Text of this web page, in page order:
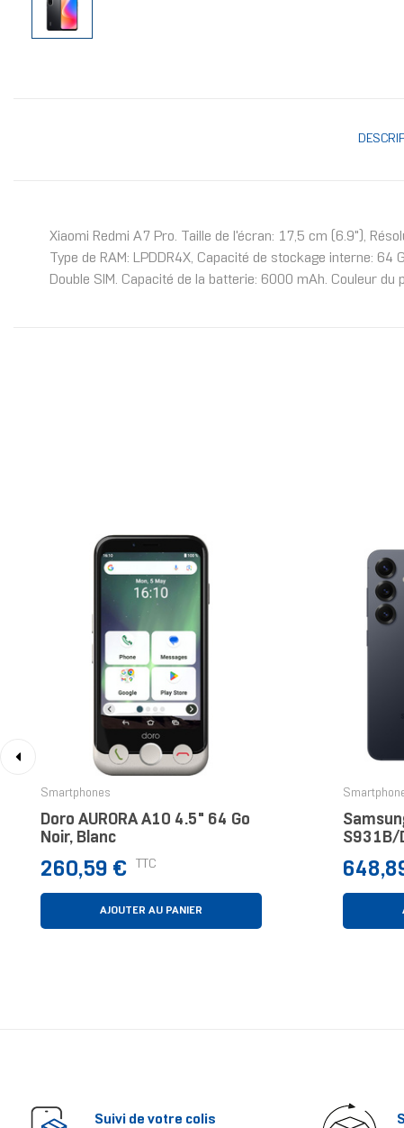
Xiaomi Redmi A7 Pro. Taille de l'écran: 17,5 cm (6.9"),
Type de RAM: LPDDR4X, Capacité de stockage interne:
Double SIM. Capacité de la batterie: 6000 mAh. Couleur du
Smartphones
Doro AURORA A10 4.5" 64 Go
Noir, Blanc
Prix
260,59 € TTC
AJOUTER AU PANIER
S931B/
Prix
Suivi de votre colis